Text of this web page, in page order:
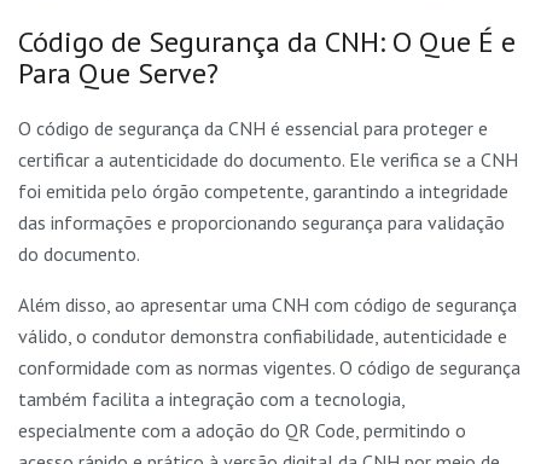
Código de Segurança da CNH: O Que É e
Para Que Serve?
O código de segurança da CNH é essencial para proteger e
certificar a autenticidade do documento. Ele verifica se a CNH
foi emitida pelo órgão competente, garantindo a integridade
das informações e proporcionando segurança para validação
do documento.
Além disso, ao apresentar uma CNH com código de segurança
válido, o condutor demonstra confiabilidade, autenticidade e
conformidade com as normas vigentes. O código de segurança
também facilita a integração com a tecnologia,
especialmente com a adoção do QR Code, permitindo o